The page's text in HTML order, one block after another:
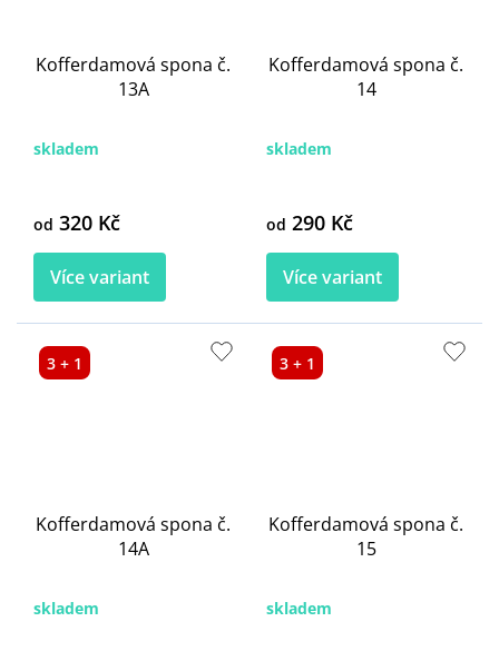
Kofferdamová spona č.
13A
skladem
od 320 Kč
Více variant
Kofferdamová spona č.
14
skladem
od 290 Kč
Více variant
3 + 1
Kofferdamová spona č.
14A
skladem
3 + 1
Kofferdamová spona č.
15
skladem